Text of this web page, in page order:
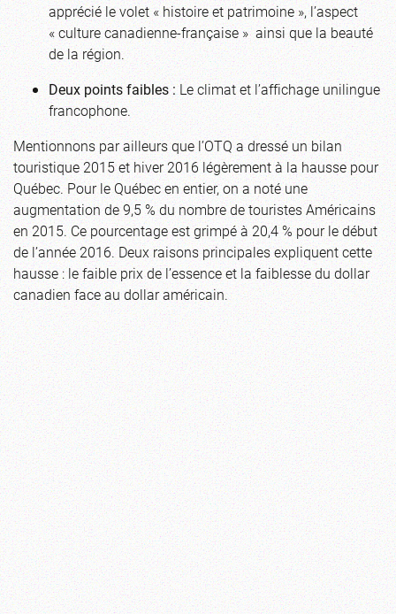
apprécié le volet « histoire et patrimoine », l’aspect
« culture canadienne-française » ainsi que la beauté
de la région.
Deux points faibles :Le climat et l’affichage unilingue
francophone.
Mentionnons par ailleurs que l’OTQ a dressé un bilan
touristique 2015 et hiver 2016 légèrement à la hausse pour
Québec. Pour le Québec en entier, on a noté une
augmentation de 9,5 % du nombre de touristes Américains
en 2015. Ce pourcentage est grimpé à 20,4 % pour le début
de l’année 2016. Deux raisons principales expliquent cette
hausse : le faible prix de l’essence et la faiblesse du dollar
canadien face au dollar américain.